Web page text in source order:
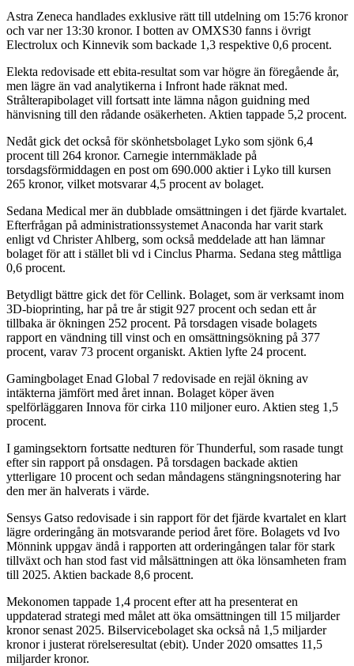
Astra Zeneca handlades exklusive rätt till utdelning om 15:76 kronor
och var ner 13:30 kronor. I botten av OMXS30 fanns i övrigt
Electrolux och Kinnevik som backade 1,3 respektive 0,6 procent.
Elekta redovisade ett ebita-resultat som var högre än föregående år,
men lägre än vad analytikerna i Infront hade räknat med.
Strålterapibolaget vill fortsatt inte lämna någon guidning med
hänvisning till den rådande osäkerheten. Aktien tappade 5,2 procent.
Nedåt gick det också för skönhetsbolaget Lyko som sjönk 6,4
procent till 264 kronor. Carnegie internmäklade på
torsdagsförmiddagen en post om 690.000 aktier i Lyko till kursen
265 kronor, vilket motsvarar 4,5 procent av bolaget.
Sedana Medical mer än dubblade omsättningen i det fjärde kvartalet.
Efterfrågan på administrationssystemet Anaconda har varit stark
enligt vd Christer Ahlberg, som också meddelade att han lämnar
bolaget för att i stället bli vd i Cinclus Pharma. Sedana steg måttliga
0,6 procent.
Betydligt bättre gick det för Cellink. Bolaget, som är verksamt inom
3D-bioprinting, har på tre år stigit 927 procent och sedan ett år
tillbaka är ökningen 252 procent. På torsdagen visade bolagets
rapport en vändning till vinst och en omsättningsökning på 377
procent, varav 73 procent organiskt. Aktien lyfte 24 procent.
Gamingbolaget Enad Global 7 redovisade en rejäl ökning av
intäkterna jämfört med året innan. Bolaget köper även
spelförläggaren Innova för cirka 110 miljoner euro. Aktien steg 1,5
procent.
I gamingsektorn fortsatte nedturen för Thunderful, som rasade tungt
efter sin rapport på onsdagen. På torsdagen backade aktien
ytterligare 10 procent och sedan måndagens stängningsnotering har
den mer än halverats i värde.
Sensys Gatso redovisade i sin rapport för det fjärde kvartalet en klart
lägre orderingång än motsvarande period året före. Bolagets vd Ivo
Mönnink uppgav ändå i rapporten att orderingången talar för stark
tillväxt och han stod fast vid målsättningen att öka lönsamheten fram
till 2025. Aktien backade 8,6 procent.
Mekonomen tappade 1,4 procent efter att ha presenterat en
uppdaterad strategi med målet att öka omsättningen till 15 miljarder
kronor senast 2025. Bilservicebolaget ska också nå 1,5 miljarder
kronor i justerat rörelseresultat (ebit). Under 2020 omsattes 11,5
miljarder kronor.